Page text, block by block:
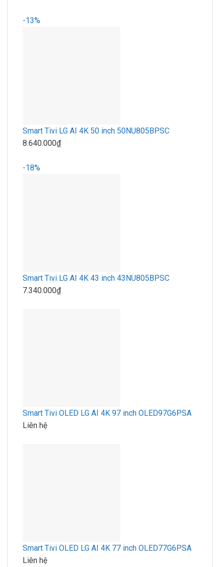
-13%
Smart Tivi LG AI 4K 50 inch 50NU805BPSC
8.640.000₫
-18%
Smart Tivi LG AI 4K 43 inch 43NU805BPSC
7.340.000₫
Smart Tivi OLED LG AI 4K 97 inch OLED97G6PSA
Liên hệ
Smart Tivi OLED LG AI 4K 77 inch OLED77G6PSA
Liên hệ